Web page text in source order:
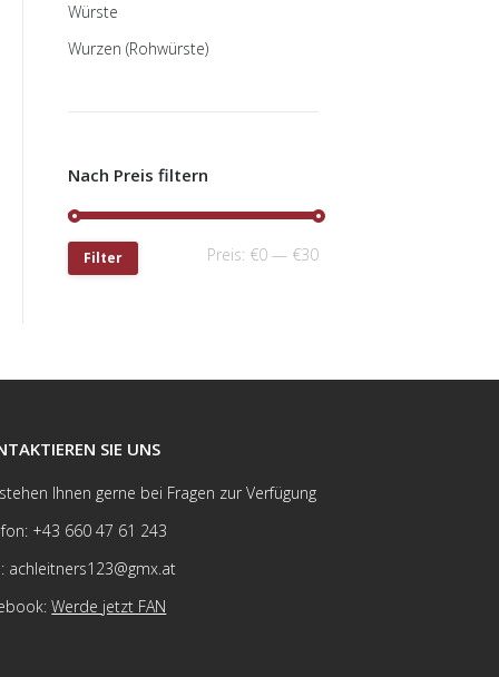
Würste
Wurzen (Rohwürste)
Nach Preis filtern
Filter Preis: €0 — €30
SIE UNS
Ihnen gerne bei Fragen zur Verfügung
+43 660 47 61 243
achleitners123@gmx.at
Werde jetzt FAN